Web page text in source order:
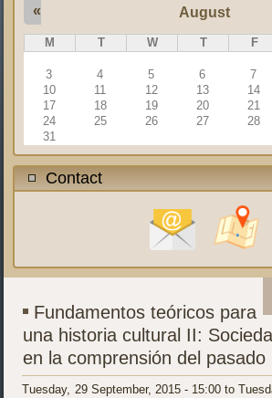
August
«
M T W T F
3
4 5 6 7
10
11 12 13 14
17
18 19 20 21
24
25 26 27 28
31
Contact
Fundamentos teóricos para
una historia cultural II:
en la comprensión del pasado
Tuesday, 29 September, 2015 - 15:00 to